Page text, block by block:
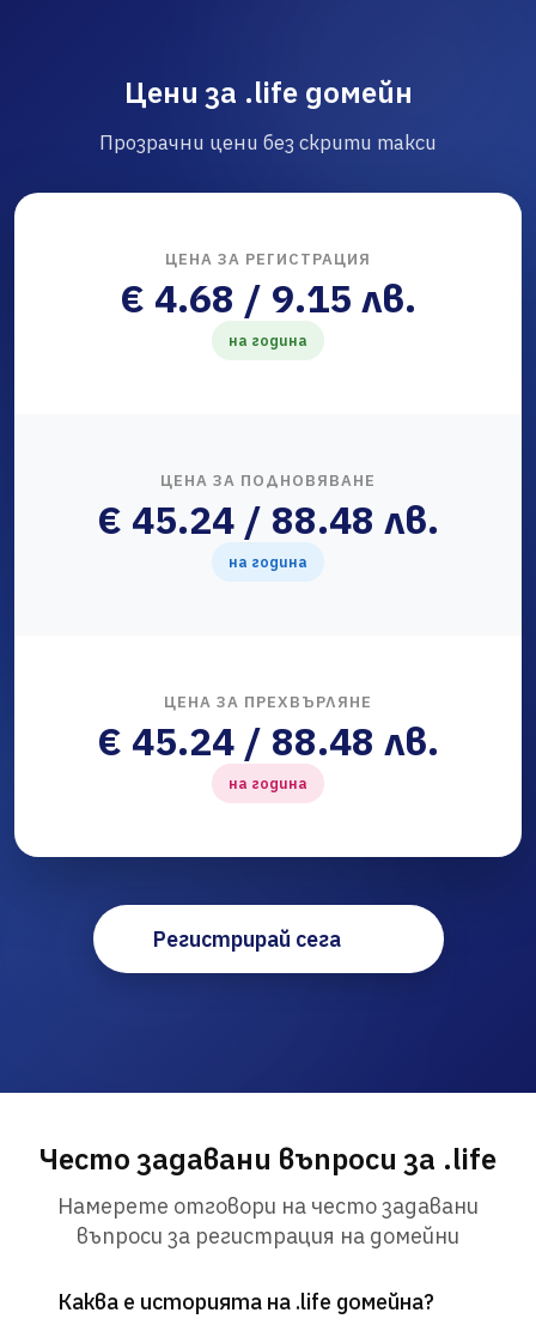
Цени за .life домейн
Прозрачни цени без скрити такси
ЦЕНА ЗА РЕГИСТРАЦИЯ
€ 4.68 / 9.15 лв.
на година
ЦЕНА ЗА ПОДНОВЯВАНЕ
€ 45.24 / 88.48 лв.
на година
ЦЕНА ЗА ПРЕХВЪРЛЯНЕ
€ 45.24 / 88.48 лв.
на година
Регистрирай сега
Често задавани въпроси за .life
Намерете отговори на често задавани
въпроси за регистрация на домейни
Каква е историята на .life домейна?